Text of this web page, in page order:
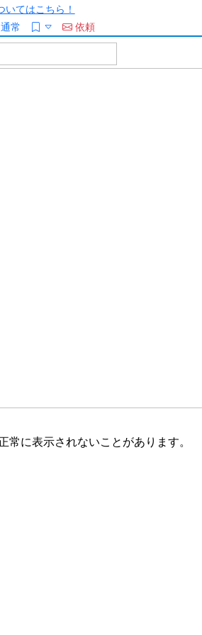
いてはこちら！
通常
依頼